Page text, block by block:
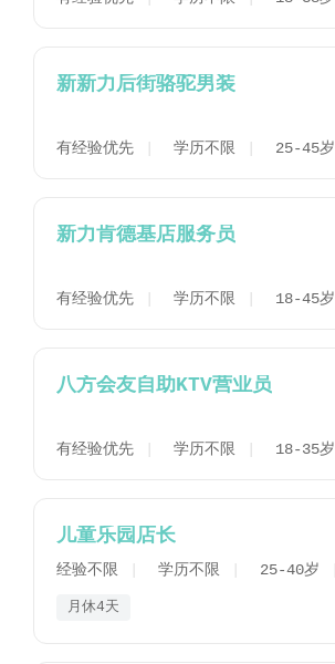
新新力后街骆驼男装
有经验优先 学历不限 25-45岁
新力肯德基店服务员
有经验优先 学历不限 18-45岁
八方会友自助KTV营业员
有经验优先 学历不限 18-35岁
儿童乐园店长
经验不限 学历不限 25-40岁
月休4天